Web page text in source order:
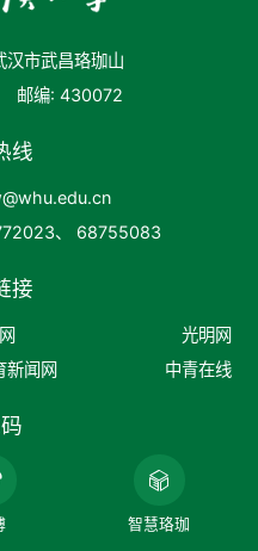
汉市武昌珞珈山
邮编: 430072
线
、 68755083
接
光明网
新闻网 中青在线
智慧珞珈